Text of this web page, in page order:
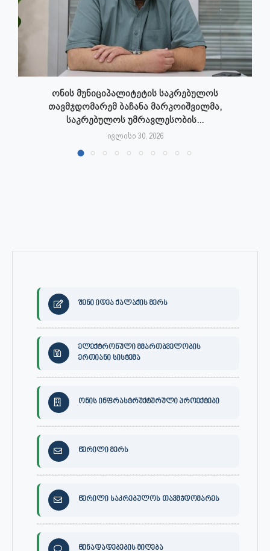
ონის მუნიციპალიტეტის საკრებულოს
თავმჯდომარემ ბაჩანა მარკოიშვილმა,
საკრებულოს უმრავლესობის...
ივლისი 30, 2026
შენი იდეა ქალაქის მერს
ელექტრონული მმართბველობის
ერთიანი სისტემა
ონის ინფრასტრუქტურული პროექტები
წერილი მერს
წერილი საკრებულოს თავმჯდომარეს
წინადადებების მიღება